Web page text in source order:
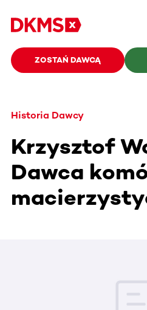
ZOSTAŃ DAWCĄ
Historia Dawcy
Krzysztof
Dawca